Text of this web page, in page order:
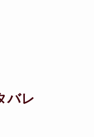
バレ